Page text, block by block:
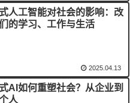
人工智能对社会的影响：改
的学习、工作与生活
2025.04.13
AI如何重塑社会？从企业到
人